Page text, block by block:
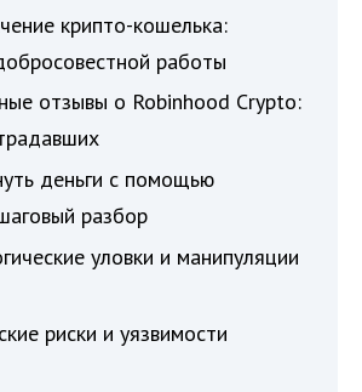
крипто-кошелька:
работы
отзывы о Robinhood Crypto:
деньги с помощью
разбор
уловки и манипуляции
риски и уязвимости